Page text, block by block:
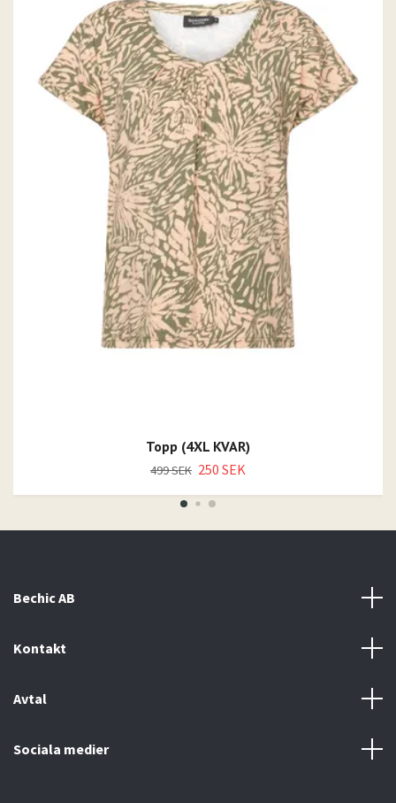
Topp (4XL KVAR)
499 SEK 250 SEK
Bechic AB
Kontakt
Avtal
Sociala medier